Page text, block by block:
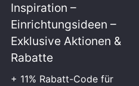
Inspiration –
Einrichtungsideen –
Exklusive Aktionen &
Rabatte
+ 11% Rabatt-Code für